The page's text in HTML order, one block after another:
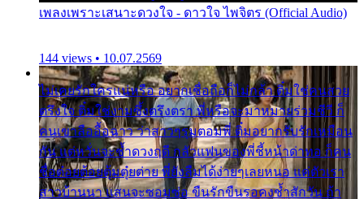
เพลงเพราะเสนาะดวงใจ - ดาวใจ ไพจิตร (Official Audio)
144 views • 10.07.2569
ไม่เคยรักใครแน่หรือ อยากเชื่อถือก็ไม่กล้า ติ๋มใช่คนสวย
ตรึงใจ ติ๋มใช่งามซึ้งตรึงตรา พี่หรือจะมาหมายร่วมชีวี ก็
คนเขาลืออื้อฉาว ว่าสาวๆรุมตอมพี่ ติ๋มอยากรับรักเหมือน
กัน แต่หวั่นจะช้ำดวงฤดี กลัวแฟนของพี่ชี้หน้าด่าทอ ก็คน
ชื่อต๋อยต้อยตุ้มตุ๋ยต่าย พี่ยังลืมได้ง่ายๆเลยหนอ แค่ตัวเรา
สาวบ้านนา แสนจะซอมซ่อ ขืนรักขืนรอคงช้ำสักวัน ถ้า